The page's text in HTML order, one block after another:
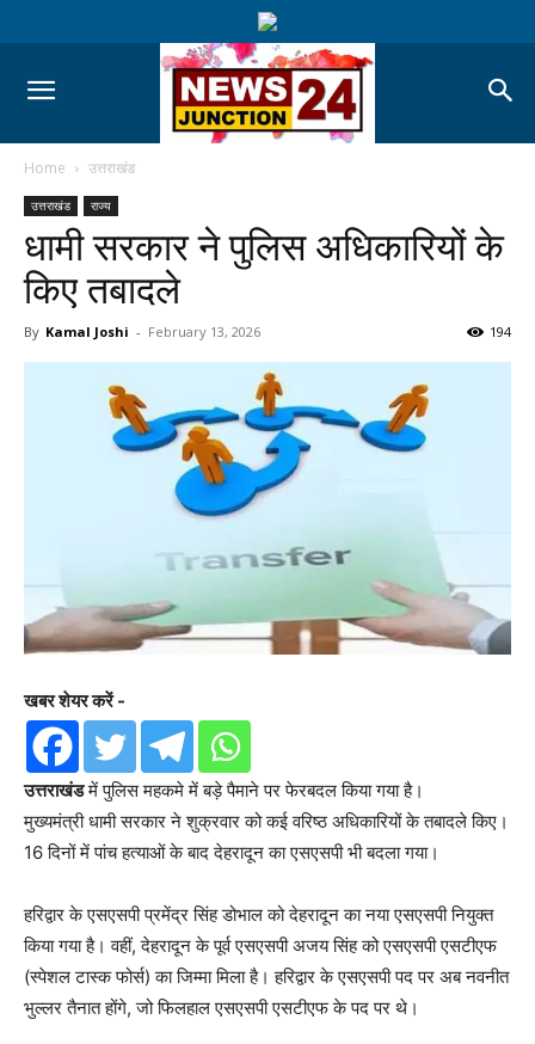
Home उत्तराखंड
उत्तराखंड राज्य
धामी सरकार ने पुलिस अधिकारियों के
किए तबादले
By Kamal Joshi - February 13, 2026 194
खबर शेयर करें -
उत्तराखंडमें पुलिस महकमे में बड़े पैमाने पर फेरबदल किया गया है।
मुख्यमंत्री धामी सरकार ने शुक्रवार को कई वरिष्ठ अधिकारियों के तबादले किए।
16 दिनों में पांच हत्याओं के बाद देहरादून का एसएसपी भी बदला गया।
हरिद्वार के एसएसपी प्रमेंद्र सिंह डोभाल को देहरादून का नया एसएसपी नियुक्त
किया गया है। वहीं, देहरादून के पूर्व एसएसपी अजय सिंह को एसएसपी एसटीएफ
(स्पेशल टास्क फोर्स) का जिम्मा मिला है। हरिद्वार के एसएसपी पद पर अब नवनीत
भुल्लर तैनात होंगे, जो फिलहाल एसएसपी एसटीएफ के पद पर थे।